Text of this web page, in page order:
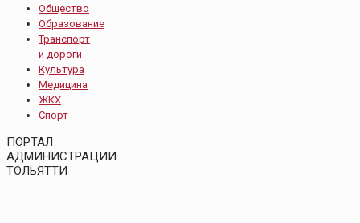
Общество
Образование
Транспорт
и дороги
Культура
Медицина
ЖКХ
Спорт
ПОРТАЛ
АДМИНИСТРАЦИИ
ТОЛЬЯТТИ